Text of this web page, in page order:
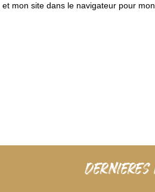
mon site dans le navigateur pour
dernieres